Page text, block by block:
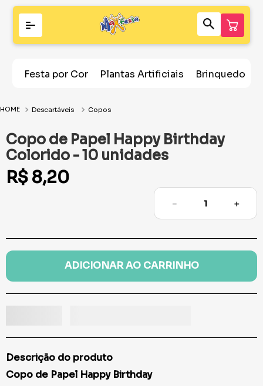
Festa por Cor Plantas Artificiais Brinquedos
Descartáveis Copos
Copo de Papel Happy Birthday
Colorido - 10 unidades
R$ 8,20
＋
－
ADICIONAR AO CARRINHO
Descrição do produto
Copo de Papel Happy Birthday